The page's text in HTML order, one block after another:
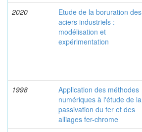
2020
Etude de la boruration des
aciers industriels :
modélisation et
expérimentation
1998
Application des méthodes
numériques à l'étude de la
passivation du fer et des
alliages fer-chrome